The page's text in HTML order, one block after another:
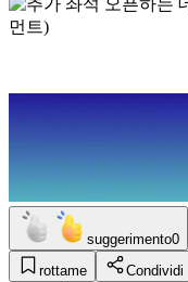
suggerimento0
rottame
Condividi